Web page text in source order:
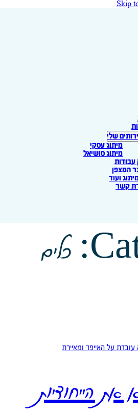
Skip
שלי
מיתוג עסקי
מיתוג סושיאל
עבודות
המצפן
ועוד
קשר
כלים
את הייחודיות